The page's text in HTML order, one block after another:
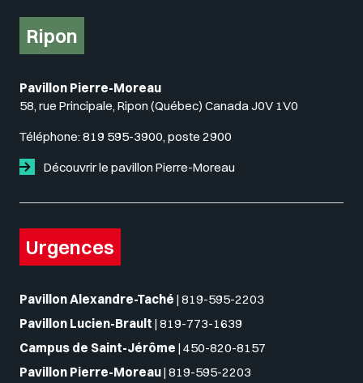
Ripon
Pavillon Pierre-Moreau
58, rue Principale, Ripon (Québec) Canada J0V 1V0
Téléphone: 819 595-3900, poste 2900
Découvrir le pavillon Pierre-Moreau
Urgences
Pavillon Alexandre-Taché | 819-595-2203
Pavillon Lucien-Brault | 819-773-1639
Campus de Saint-Jérôme | 450-820-8157
Pavillon Pierre-Moreau| 819-595-2203